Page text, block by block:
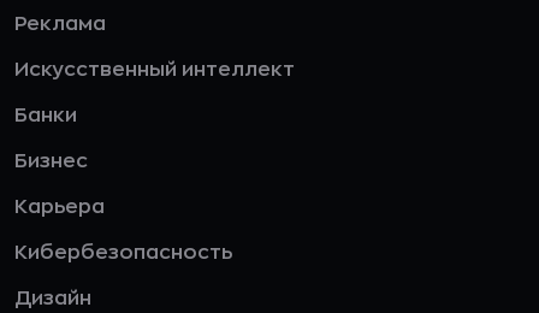
Реклама
Искусственный интеллект
Банки
Бизнес
Карьера
Кибербезопасность
Дизайн